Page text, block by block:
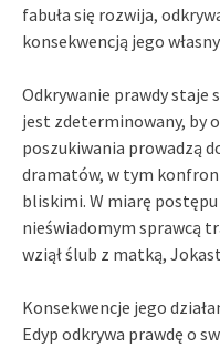
fabuła się rozwija,
konsekwencją jego
Odkrywanie prawdy staje
jest zdeterminowany, by
poszukiwania prowadzą
dramatów, w tym
bliskimi. W miarę
nieświadomym sprawcą
wziął ślub z matką,
Konsekwencje jego
Edyp odkrywa prawdę o